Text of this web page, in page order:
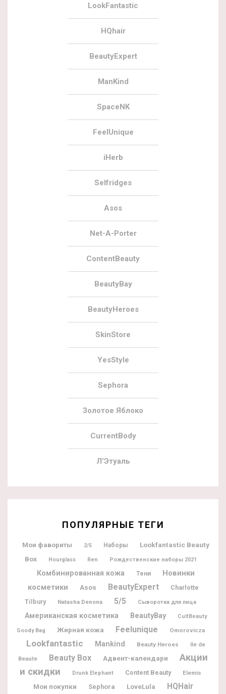
LookFantastic
HQhair
BeautyExpert
ManKind
SpaceNK
FeelUnique
iHerb
Selfridges
Asos
Net-A-Porter
ContentBeauty
BeautyBay
BeautyHeroes
SkinStore
YesStyle
Sephora
Золотое Яблоко
CurrentBody
Л’Этуаль
ПОПУЛЯРНЫЕ ТЕГИ
Мои фавориты 2/5 Наборы
Lookfantastic Beauty
Box
Hourglass Ren Рождественские наборы 2021
Комбинированная кожа Тени
Новинки
косметики
Asos BeautyExpert
Charlotte
Tilbury
Natasha Denona 5/5 Сыворотка для лица
Американская косметика BeautyBay CultBeauty
Goody Bag Жирная кожа Feelunique Omorovicza
Lookfantastic Mankind Beauty Heroes
Ile de
Beaute
Beauty Box Адвент-календари
Акции
и скидки
Drunk Elephant Content Beauty Elemis
Мои покупки Sephora LoveLula HQHair